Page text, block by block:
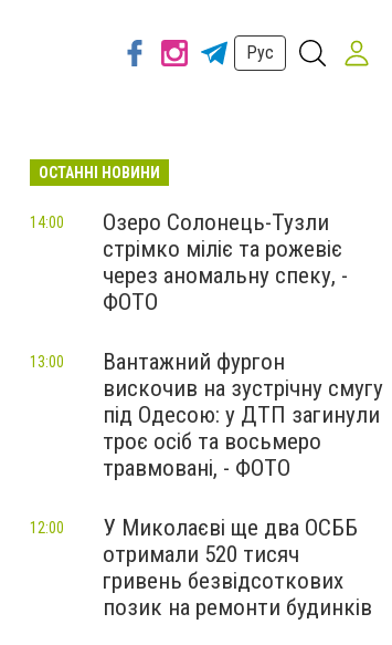
Рус
ОСТАННІ НОВИНИ
Озеро Солонець-Тузли
стрімко міліє та рожевіє
через аномальну спеку, -
ФОТО
14:00
Вантажний фургон
вискочив на зустрічну смугу
під Одесою: у ДТП загинули
троє осіб та восьмеро
травмовані, - ФОТО
13:00
У Миколаєві ще два ОСББ
отримали 520 тисяч
гривень безвідсоткових
позик на ремонти будинків
12:00